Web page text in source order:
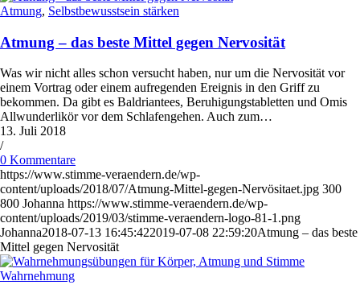
Atmung, Selbstbewusstsein stärken
Atmung – das beste Mittel gegen Nervosität
Was wir nicht alles schon versucht haben, nur um die Nervosität vor
einem Vortrag oder einem aufregenden Ereignis in den Griff zu
bekommen. Da gibt es Baldriantees, Beruhigungstabletten und Omis
Allwunderlikör vor dem Schlafengehen. Auch zum…
13. Juli 2018
/
0 Kommentare
https://www.stimme-veraendern.de/wp-
content/uploads/2018/07/Atmung-Mittel-gegen-Nervösitaet.jpg 300
800 Johanna https://www.stimme-veraendern.de/wp-
content/uploads/2019/03/stimme-veraendern-logo-81-1.png
Johanna2018-07-13 16:45:422019-07-08 22:59:20Atmung – das beste
Mittel gegen Nervosität
Wahrnehmung